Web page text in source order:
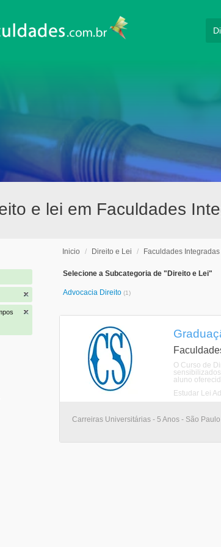
e lei em Faculdades
Inicio / Direito e Lei / Faculdades
Selecione a Subcategoria de "Direito e Lei"
Advocacia Direito (1)
O Curso de
aluno
Estudar Lei
Carreiras Universitárias - 5 Anos - São Paulo